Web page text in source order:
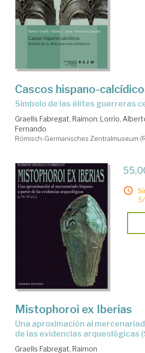
Cascos hispano-
símbolo de las élites guerreras
Graells Fabregat, Raimon; Lorrio,
Fernando
Römisch-Germanisches Zentralmuseum
Mistophoroi ex Iberias
una aproximación al mercenariado hispano a partir
de las evidencias arqueológicas
Graells Fabregat, Raimon